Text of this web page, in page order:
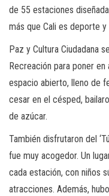
de 55 estaciones
más que Cali es deporte y
Paz y Cultura Ciudadana
Recreación para poner en
espacio abierto, lleno de
cesar en el césped,
de azúcar.
También disfrutaron del
fue muy acogedor. Un
cada estación, con niños
atracciones. Además,